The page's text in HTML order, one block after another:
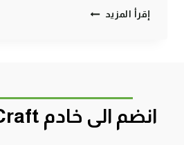
إقرأ المزيد قرية
فيها
منذ
انضم الى خادم SmartCraft الآن